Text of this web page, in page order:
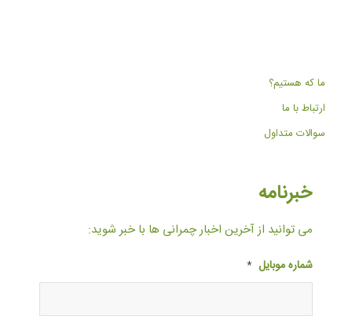
ما که هستیم؟
ارتباط با ما
سوالات متداول
خبرنامه
می توانید از آخرین اخبار چمرانی ها با خبر شوید:
شماره موبایل *